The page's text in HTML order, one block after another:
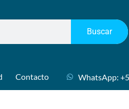
Buscar
Contacto WhatsApp: